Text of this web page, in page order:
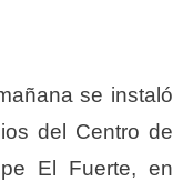
se instaló
del Centro de
El Fuerte, en